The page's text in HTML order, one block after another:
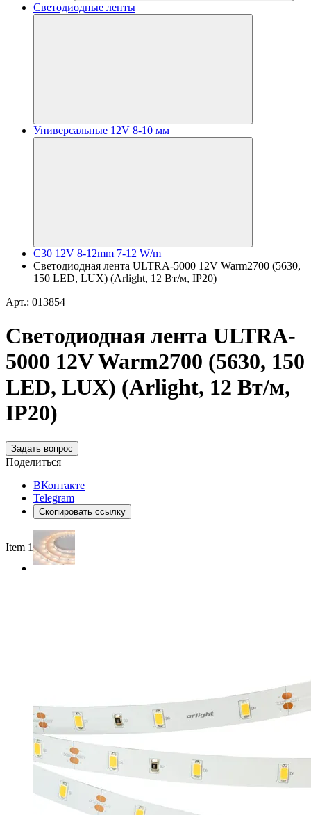
Светодиодные ленты
Универсальные 12V 8-10 мм
C30 12V 8-12mm 7-12 W/m
Светодиодная лента ULTRA-5000 12V Warm2700 (5630,
150 LED, LUX) (Arlight, 12 Вт/м, IP20)
Арт.: 013854
Светодиодная лента ULTRA-
5000 12V Warm2700 (5630, 150
LED, LUX) (Arlight, 12 Вт/м,
IP20)
Задать вопрос
Поделиться
ВКонтакте
Telegram
Скопировать ссылку
Item 1 of 3